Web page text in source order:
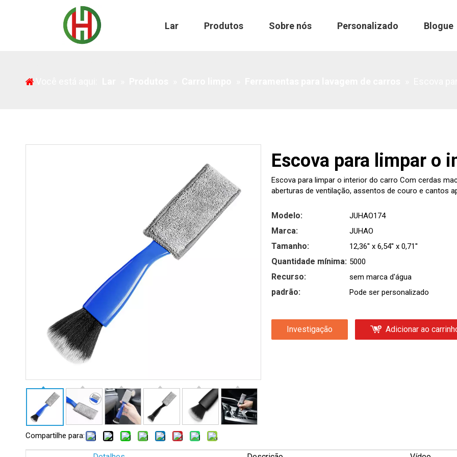
Lar Produtos Sobre nós Personalizado Blogue
Compartilhe para:
Escova para limpar o
Escova para limpar o interior do carro Com cerdas
aberturas de ventilação, assentos de couro e cantos
Modelo: JUHAO174
Marca: JUHAO
Tamanho: 12,36'' x 6,54'' x 0,71''
Quantidade mínima: 5000
Recurso: sem marca d'água
padrão: Pode ser personalizado
Investigação Adicionar ao